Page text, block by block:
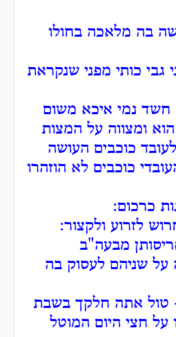
בה מלאכה בחולו
גבי כותי מפני שנקראת
נמי איכא משום
הוא ומצווה על המצות
כוכבים העושה
כוכבים לא הוזהרו
כרכום:
לזרוע ולקצור:
מבעה"ב
על שניהם לעסוק בה
טול אתה חלקך בשבת
חצי היום המוטל